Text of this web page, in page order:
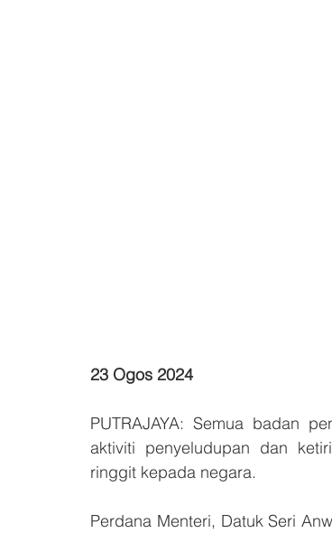
23 Ogos 2024
PUTRAJAYA: Semua badan
aktiviti penyeludupan dan
ringgit kepada negara.
Perdana Menteri, Datuk Seri